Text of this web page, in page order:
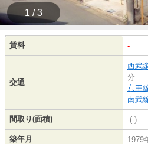
1 / 3
賃料 -
交通
西武
分
京王
南武
間取り(面積) -(-)
築年月 1979